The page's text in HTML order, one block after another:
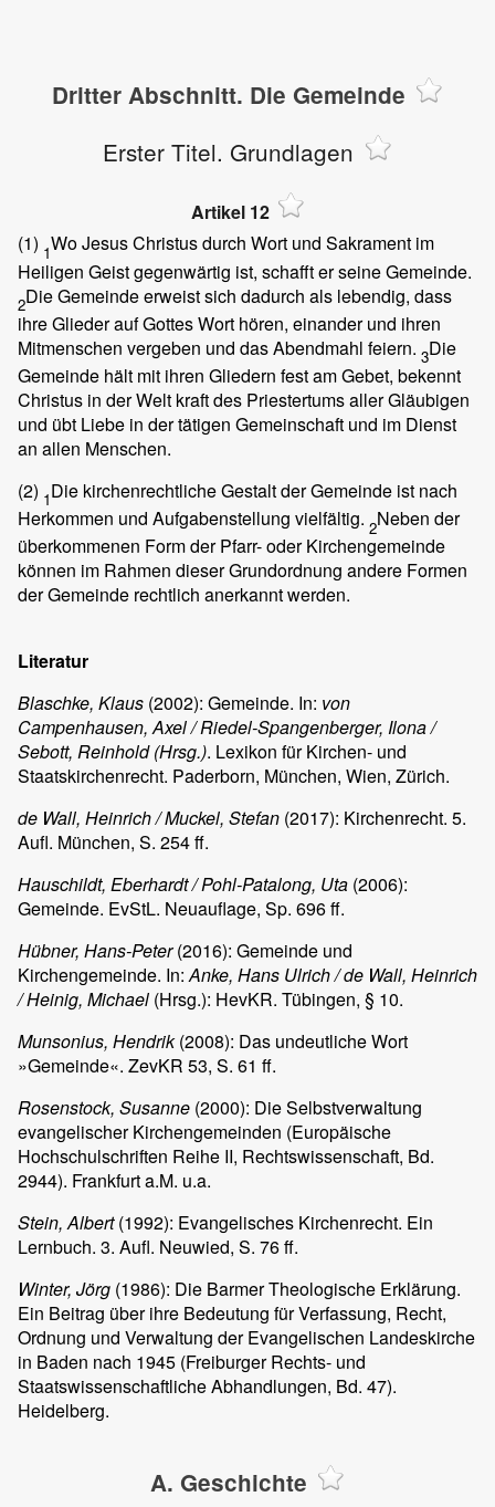
Dritter Abschnitt. Die Gemeinde
Erster Titel. Grundlagen
Artikel 12
(1) 1Wo Jesus Christus durch Wort und Sakrament im
Heiligen Geist gegenwärtig ist, schafft er seine Gemeinde.
2Die Gemeinde erweist sich dadurch als lebendig, dass
ihre Glieder auf Gottes Wort hören, einander und ihren
Mitmenschen vergeben und das Abendmahl feiern. 3Die
Gemeinde hält mit ihren Gliedern fest am Gebet, bekennt
Christus in der Welt kraft des Priestertums aller Gläubigen
und übt Liebe in der tätigen Gemeinschaft und im Dienst
an allen Menschen.
(2) 1Die kirchenrechtliche Gestalt der Gemeinde ist nach
Herkommen und Aufgabenstellung vielfältig. 2Neben der
überkommenen Form der Pfarr- oder Kirchengemeinde
können im Rahmen dieser Grundordnung andere Formen
der Gemeinde rechtlich anerkannt werden.
Literatur
Blaschke, Klaus (2002): Gemeinde. In: von
Campenhausen, Axel / Riedel-Spangenberger, Ilona /
Sebott, Reinhold (Hrsg.). Lexikon für Kirchen- und
Staatskirchenrecht. Paderborn, München, Wien, Zürich.
de Wall, Heinrich / Muckel, Stefan (2017): Kirchenrecht. 5.
Aufl. München, S. 254 ff.
Hauschildt, Eberhardt / Pohl-Patalong, Uta (2006):
Gemeinde. EvStL. Neuauflage, Sp. 696 ff.
Hübner, Hans-Peter(2016): Gemeinde und
Kirchengemeinde. In:Anke, Hans Ulrich /de Wall, Heinrich
/ Heinig, Michael (Hrsg.): HevKR. Tübingen, § 10.
Munsonius, Hendrik(2008): Das undeutliche Wort
»Gemeinde«. ZevKR 53, S. 61 ff.
Rosenstock, Susanne (2000): Die Selbstverwaltung
evangelischer Kirchengemeinden (Europäische
Hochschulschriften Reihe II, Rechtswissenschaft, Bd.
2944). Frankfurt a.M. u.a.
Stein, Albert(1992): Evangelisches Kirchenrecht. Ein
Lernbuch. 3. Aufl. Neuwied, S. 76 ff.
Winter, Jörg (1986): Die Barmer Theologische Erklärung.
Ein Beitrag über ihre Bedeutung für Verfassung, Recht,
Ordnung und Verwaltung der Evangelischen Landeskirche
in Baden nach 1945 (Freiburger Rechts- und
Staatswissenschaftliche Abhandlungen, Bd. 47).
Heidelberg.
A. Geschichte